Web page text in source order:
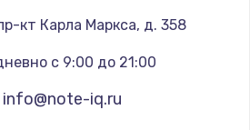
кт Карла Маркса, д. 358
с 9:00 до 21:00
info@note-iq.ru